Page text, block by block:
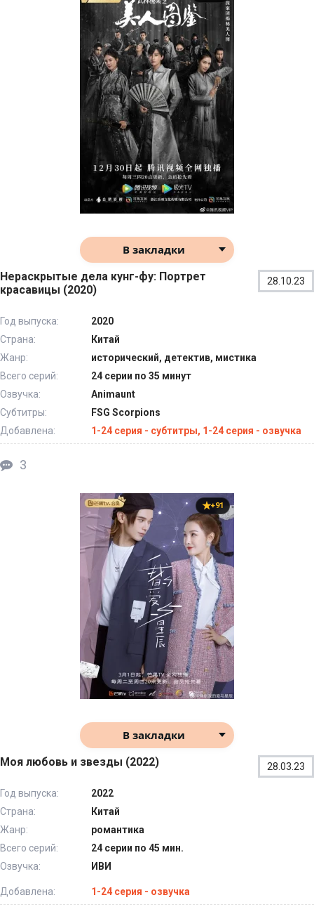
В закладки
Нераскрытые дела кунг-фу: Портрет
красавицы (2020)
28.10.23
Год выпуска:
2020
Страна:
Китай
Жанр:
исторический, детектив, мистика
Всего серий:
24 серии по 35 минут
Озвучка:
Animaunt
Субтитры:
FSG Scorpions
Добавлена:
1-24 серия - субтитры, 1-24 серия - озвучка
3
+91
В закладки
Моя любовь и звезды (2022) 28.03.23
Год выпуска:
2022
Страна:
Китай
Жанр:
романтика
Всего серий:
24 серии по 45 мин.
Озвучка:
ИВИ
Добавлена: 1-24 серия - озвучка